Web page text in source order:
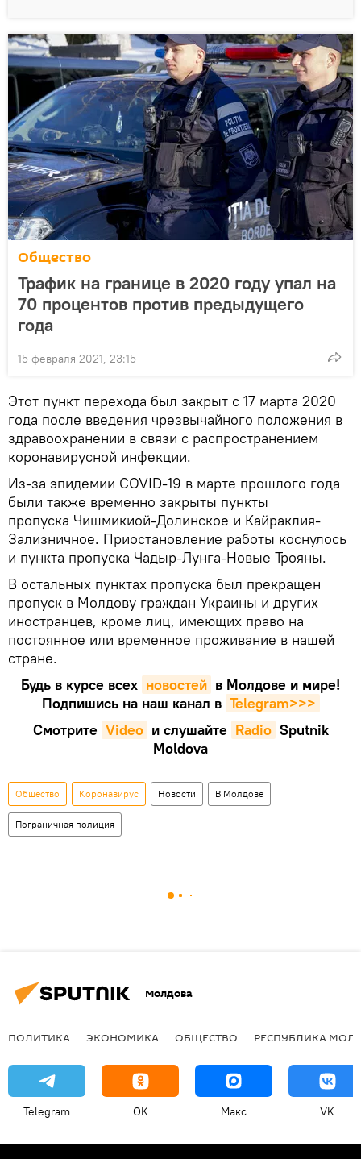
Общество
Трафик на границе в 2020 году упал на
70 процентов против предыдущего
года
15 февраля 2021, 23:15
Этот пункт перехода был закрыт с 17 марта 2020
года после введения чрезвычайного положения в
здравоохранении в связи с распространением
коронавирусной инфекции.
Из-за эпидемии COVID-19 в марте прошлого года
были также временно закрыты пункты
пропуска Чишмикиой-Долинское и Кайраклия-
Зализничное. Приостановление работы коснулось
и пункта пропуска Чадыр-Лунга-Новые Трояны.
В остальных пунктах пропуска был прекращен
пропуск в Молдову граждан Украины и других
иностранцев, кроме лиц, имеющих право на
постоянное или временное проживание в нашей
стране.
Будь в курсе всех новостей в Молдове и мире!
Подпишись на наш канал в Telegram>>>
Смотрите Video и слушайте Radio Sputnik
Moldova
Общество Коронавирус Новости В Молдове
Пограничная полиция
Молдова
ПОЛИТИКА ЭКОНОМИКА ОБЩЕСТВО РЕСПУБЛИКА
Telegram OK Макс VK